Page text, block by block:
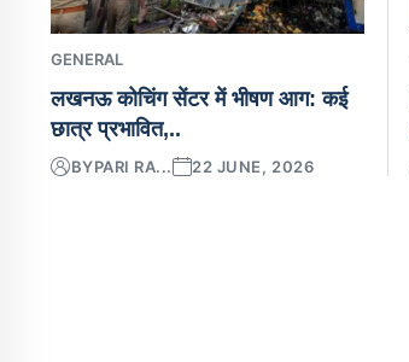
GENERAL
लखनऊ कोचिंग सेंटर में भीषण आग: कई
छात्र प्रभावित,..
BYPARI RA... 22 JUNE, 2026